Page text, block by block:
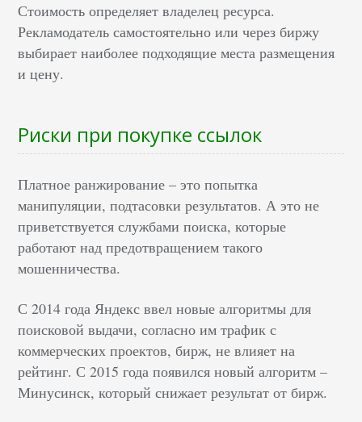
Стоимость определяет владелец ресурса.
Рекламодатель самостоятельно или через биржу
выбирает наиболее подходящие места размещения
и цену.
Риски при покупке ссылок
Платное ранжирование – это попытка
манипуляции, подтасовки результатов. А это не
приветствуется службами поиска, которые
работают над предотвращением такого
мошенничества.
С 2014 года Яндекс ввел новые алгоритмы для
поисковой выдачи, согласно им трафик с
коммерческих проектов, бирж, не влияет на
рейтинг. С 2015 года появился новый алгоритм –
Минусинск, который снижает результат от бирж.